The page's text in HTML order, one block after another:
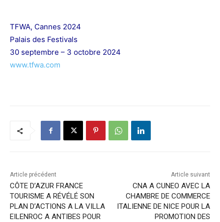
TFWA, Cannes 2024
Palais des Festivals
30 septembre – 3 octobre 2024
www.tfwa.com
Article précédent
CÔTE D’AZUR FRANCE
TOURISME A RÉVÉLÉ SON
PLAN D’ACTIONS A LA VILLA
EILENROC A ANTIBES POUR
Article suivant
CNA A CUNEO AVEC LA
CHAMBRE DE COMMERCE
ITALIENNE DE NICE POUR LA
PROMOTION DES